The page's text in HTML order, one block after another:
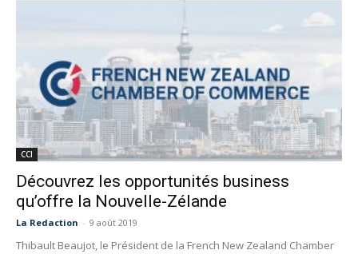
CCI
Découvrez les opportunités business
qu’offre la Nouvelle-Zélande
La Redaction - 9 août 2019
Thibault Beaujot, le Président de la French New Zealand Chamber